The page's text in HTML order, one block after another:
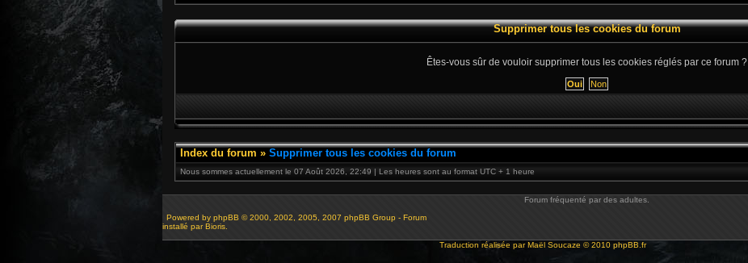
Supprimer tous les cookies du forum
Êtes-vous sûr de vouloir supprimer tous les cookies réglés par ce forum ?
Index du forum » Supprimer tous les cookies du forum
Nous sommes actuellement le 07 Août 2026, 22:49 | Les heures sont au format UTC + 1 heure
Forum fréquenté par des adultes.
Powered by phpBB © 2000, 2002, 2005, 2007 phpBB Group - Forum
installé par Bioris.
Traduction réalisée parMaël Soucaze © 2010 phpBB.fr